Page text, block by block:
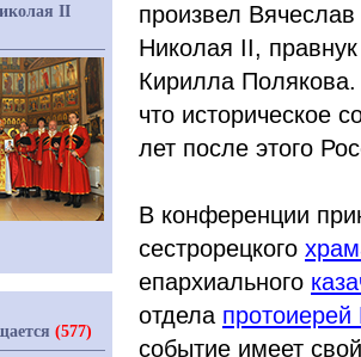
произвел
Николая II,
Кирилла
что историческое
лет после этого
В конференции
сестрорецкого
епархиального
отдела
событие имеет
II
(577)